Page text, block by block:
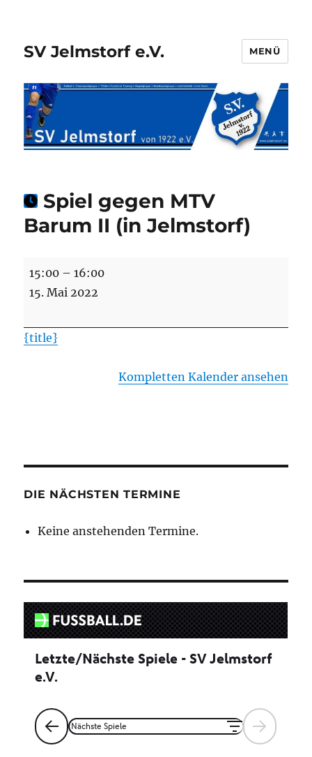
SV Jelmstorf e.V. MENÜ
Spiel gegen MTV
Barum II (in Jelmstorf)
gegen
Barum
II
15:00 –16:00
15. Mai 2022
{title}
Kompletten Kalender ansehen
DIE NÄCHSTEN TERMINE
Keine anstehenden Termine.